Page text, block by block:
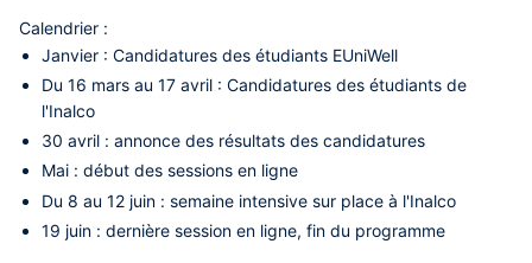
Calendrier :
Janvier : Candidatures des étudiants EUniWell
Du 16 mars au 17 avril : Candidatures des étudiants de
l'Inalco
30 avril : annonce des résultats des candidatures
Mai : début des sessions en ligne
Du 8 au 12 juin : semaine intensive sur place à l'Inalco
19 juin : dernière session en ligne, fin du programme